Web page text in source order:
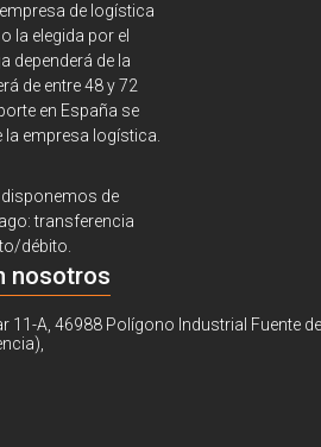
empresa de logística
la elegida por el
dependerá de la
de entre 48 y 72
en España se
empresa logística.
de
transferencia
débito.
nosotros
11-A, 46988 Polígono Industrial Fuente